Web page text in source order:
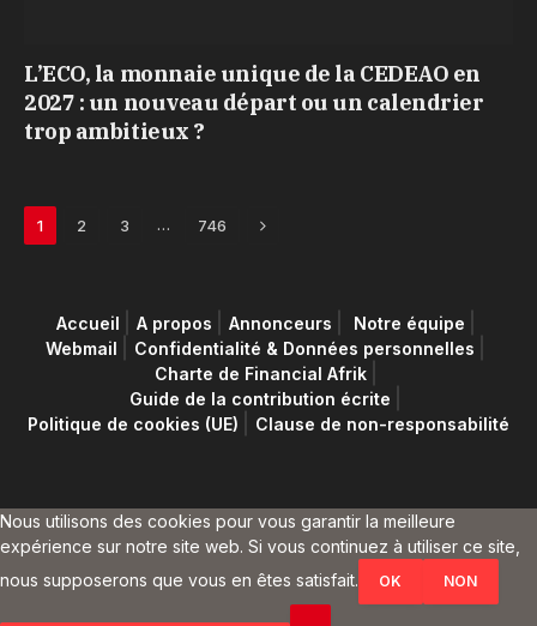
L’ECO, la monnaie unique de la CEDEAO en
2027 : un nouveau départ ou un calendrier
trop ambitieux ?
1 2 3 … 746 Next
Accueil A propos Annonceurs
Notre équipe
Webmail
Confidentialité & Données personnelles
Charte de Financial Afrik
Guide de la contribution écrite
Politique de cookies (UE)
Clause de non-responsabilité
Nous utilisons des cookies pour vous garantir la meilleure
expérience sur notre site web. Si vous continuez à utiliser ce site,
nous supposerons que vous en êtes satisfait.
OK NON